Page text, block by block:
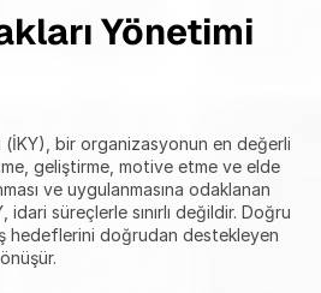
Yönetimi
(İKY), bir organizasyonun en değerli
geliştirme, motive etme ve elde
ve uygulanmasına odaklanan
süreçlerle sınırlı değildir. Doğru
hedeflerini doğrudan destekleyen